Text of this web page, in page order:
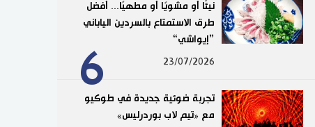
6
نيئًا أو مشويًا أو مطهيًا... أفضل
طرق الاستمتاع بالسردين الياباني
”إيواشي“
23/07/2026
تجربة ضوئية جديدة في طوكيو
مع «تيم لاب بوردرليس»